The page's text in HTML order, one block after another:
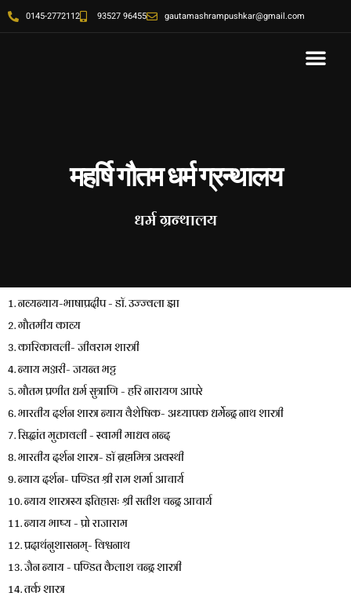
0145-2772112 93527 96455 gautamashrampushkar@gmail.com
महर्षि गौतम धर्म ग्रन्थालय
धर्म ग्रन्थालय
1. नव्यन्याय-भाषाप्रदीप - डॉ. उज्ज्वला झा
2. गौतमीय काव्य
3. कारिकावली- जीवराम शास्त्री
4. न्याय मञ्जरी- जयन्त भट्ट
5. गौतम प्रणीत धर्म सुत्राणि - हरि नारायण आपरे
6. भारतीय दर्शन शास्त्र न्याय वैशेषिक- अध्यापक धर्मेन्द्र नाथ शास्त्री
7. सिद्धांत मुक्तावली - स्वामी माधव नन्द
8. भारतीय दर्शन शास्त्र- डॉ ब्रह्ममित्र अवस्थी
9. न्याय दर्शन- पण्डित श्री राम शर्मा आचार्य
10. न्याय शास्त्रस्य इतिहासः श्री सतीश चन्द्र आचार्य
11. न्याय भाष्य - प्रो राजाराम
12. प्रदाथ॔नुशासनम्- विश्वनाथ
13. जैन न्याय - पण्डित कैलाश चन्द्र शास्त्री
14. तर्क शास्त्र